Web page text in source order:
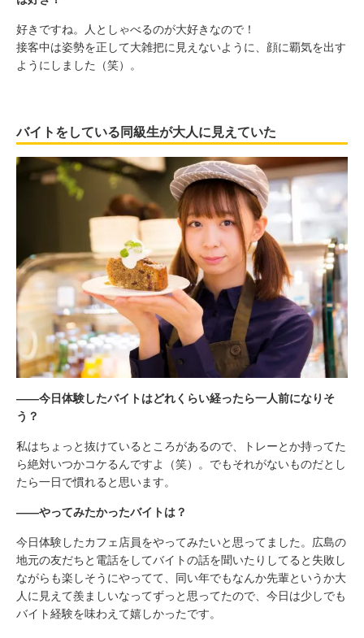
好きですね。人としゃべるのが大好きなので！
接客中は姿勢を正して大雑把に見えないように、顔に覇気を出す
ようにしました（笑）。
バイトをしている同級生が大人に見えていた
――今日体験したバイトはどれくらい経ったら一人前になりそ
う？
私はちょっと抜けているところがあるので、トレーとか持ってた
ら絶対いつかコケるんですよ（笑）。でもそれがないものだとし
たら一日で慣れると思います。
――やってみたかったバイトは？
今日体験したカフェ店員をやってみたいと思ってました。広島の
地元の友だちと電話をしてバイトの話を聞いたりしてると失敗し
ながらも楽しそうにやってて、同い年でもなんか先輩というか大
人に見えて羨ましいなってずっと思ってたので、今日は少しでも
バイト経験を味わえて嬉しかったです。